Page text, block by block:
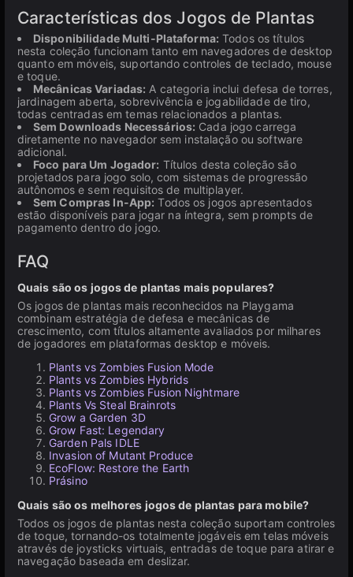
Características dos Jogos de Plantas
Disponibilidade Multi-Plataforma: Todos os títulos
nesta coleção funcionam tanto em navegadores de desktop
quanto em móveis, suportando controles de teclado, mouse
e toque.
Mecânicas Variadas: A categoria inclui defesa de torres,
jardinagem aberta, sobrevivência e jogabilidade de tiro,
todas centradas em temas relacionados a plantas.
Sem Downloads Necessários: Cada jogo carrega
diretamente no navegador sem instalação ou software
adicional.
Foco para Um Jogador: Títulos desta coleção são
projetados para jogo solo, com sistemas de progressão
autônomos e sem requisitos de multiplayer.
Sem Compras In-App: Todos os jogos apresentados
estão disponíveis para jogar na íntegra, sem prompts de
pagamento dentro do jogo.
FAQ
Quais são os jogos de plantas mais populares?
Os jogos de plantas mais reconhecidos na Playgama
combinam estratégia de defesa e mecânicas de
crescimento, com títulos altamente avaliados por milhares
de jogadores em plataformas desktop e móveis.
Plants vs Zombies Fusion Mode
Plants vs Zombies Hybrids
Plants vs Zombies Fusion Nightmare
Plants Vs Steal Brainrots
Grow a Garden 3D
Grow Fast: Legendary
Garden Pals IDLE
Invasion of Mutant Produce
EcoFlow: Restore the Earth
Prásino
Quais são os melhores jogos de plantas para mobile?
Todos os jogos de plantas nesta coleção suportam controles
de toque, tornando-os totalmente jogáveis em telas móveis
através de joysticks virtuais, entradas de toque para atirar e
navegação baseada em deslizar.